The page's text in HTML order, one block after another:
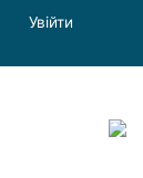
Увійти